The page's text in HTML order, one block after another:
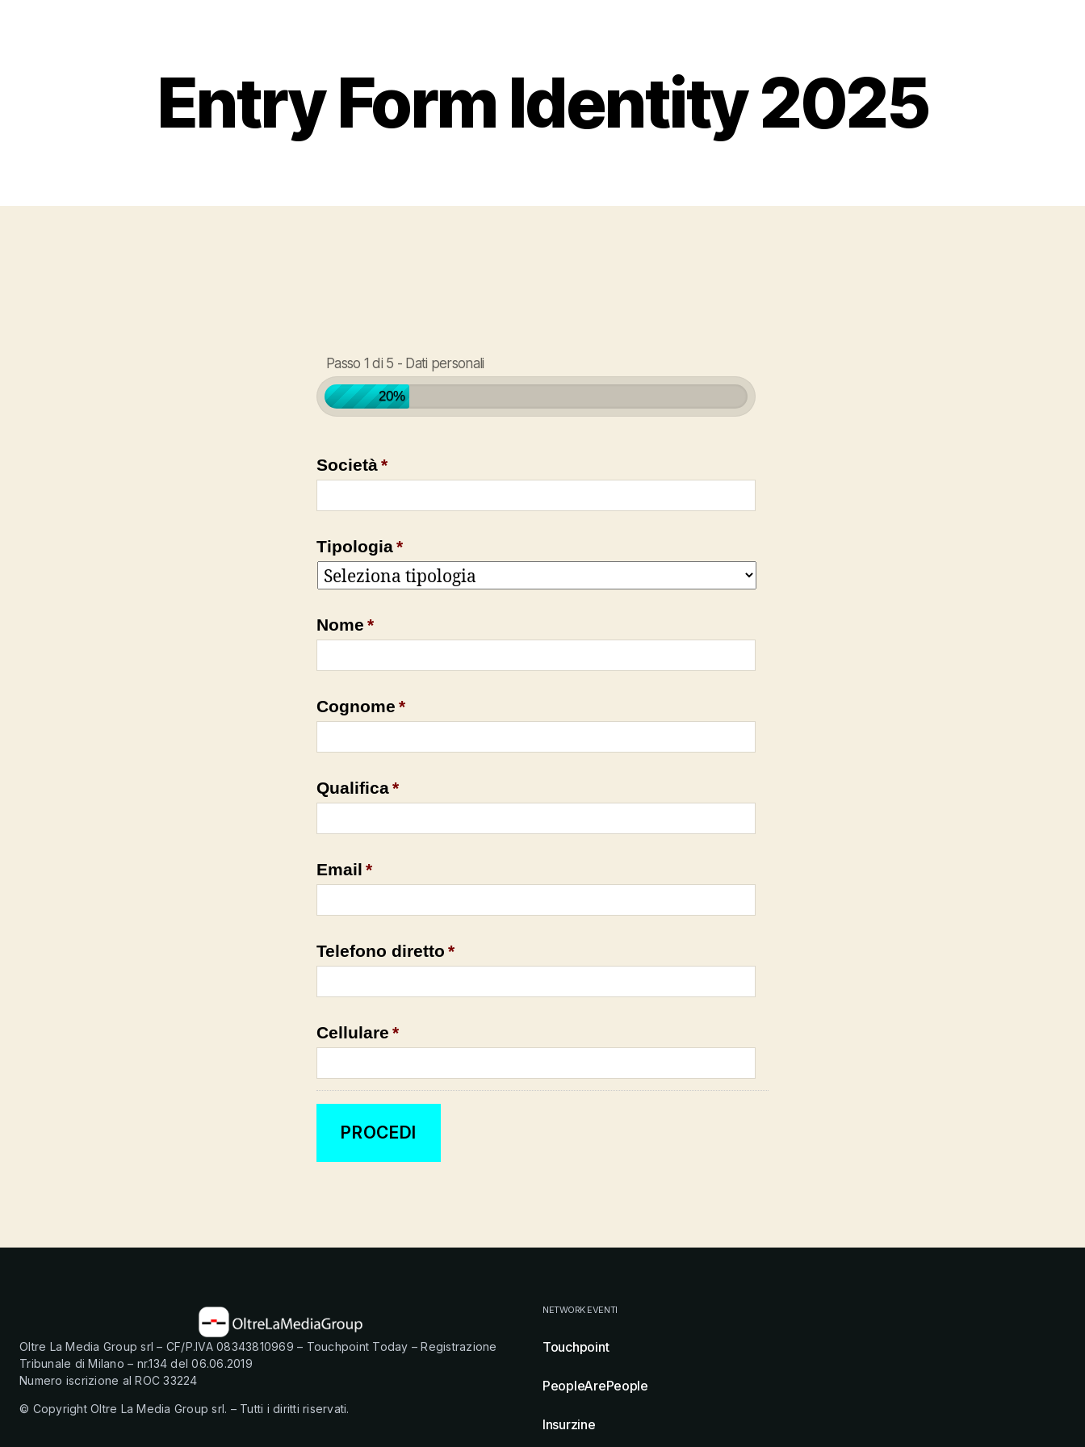
Entry Form Identity 2025
Passo 1 di 5 - Dati personali
20%
Società*
Tipologia*
Nome *
Cognome *
Qualifica*
Email *
Telefono diretto *
Cellulare *
Oltre La Media Group srl – CF/P.IVA 08343810969 – Touchpoint Today – Registrazione
Tribunale di Milano – nr.134 del 06.06.2019
Numero iscrizione al ROC 33224
© Copyright Oltre La Media Group srl. – Tutti i diritti riservati.
NETWORK EVENTI
Touchpoint
PeopleArePeople
Insurzine